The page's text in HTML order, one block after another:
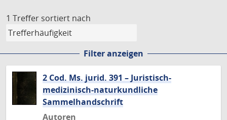
1 Treffer sortiert nach
Filter anzeigen
2 Cod. Ms. jurid. 391 – Juristisch-
medizinisch-naturkundliche
Sammelhandschrift
Autoren